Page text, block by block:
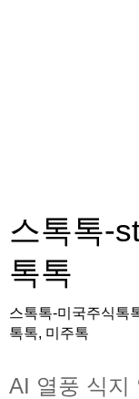
스톡톡-
톡톡
스톡톡-미국주식톡
톡톡, 미주톡
AI 열풍 식지